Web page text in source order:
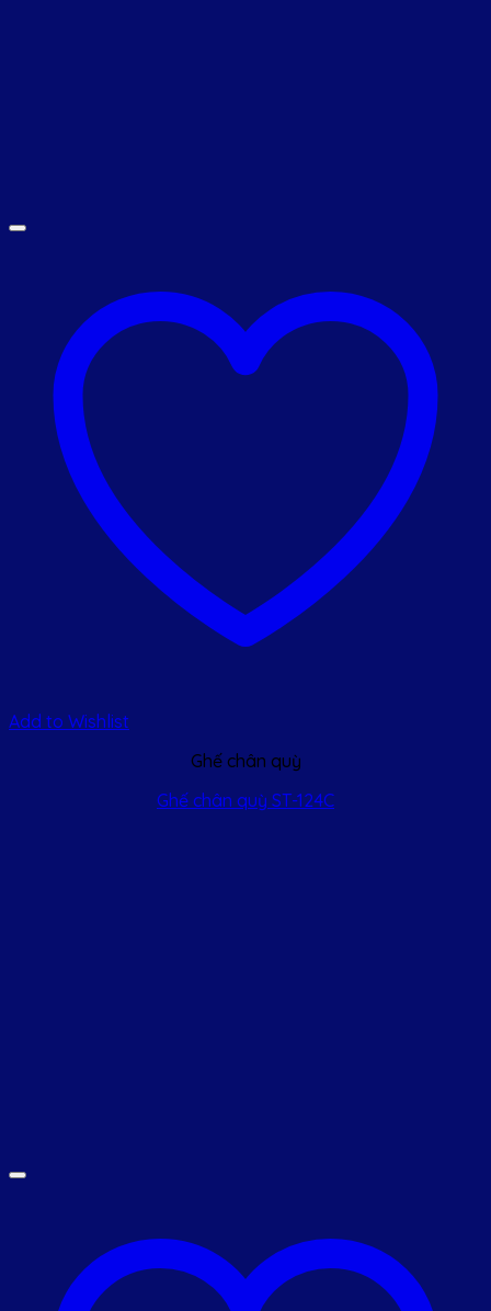
Add to Wishlist
Ghế chân quỳ
Ghế chân quỳ ST-124C